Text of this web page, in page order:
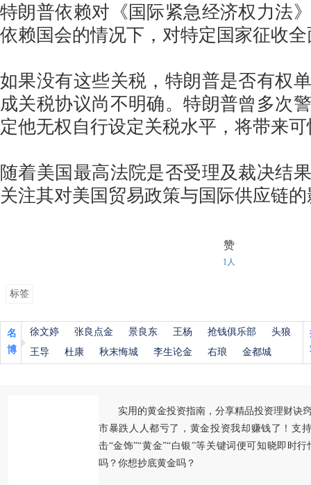
特朗普依赖对《国际紧急经济权力法
依赖国会的情况下，对特定国家征收
如果没有这些关税，特朗普是否有权
成关税协议尚不明确。特朗普曾多次
定他无权自行设定关税水平，将带来
随着美国最高法院是否受理及裁决结
关注其对美国贸易政策与国际供应链
赞
1人
标签
名
博
徐文婷 张良点金 景良东 王杨 抢钱俱乐部
头狼
王导
杜康 秋末悔城 李生论金 右琅 金都城
实用的黄金投资指南，分享精品投资理财诀
市暴跌人人都亏了，黄金投资我却赚钱了！支
击“金饰”“黄金”“白银”等关键词便可知晓即时
吗？你想抄底黄金吗？